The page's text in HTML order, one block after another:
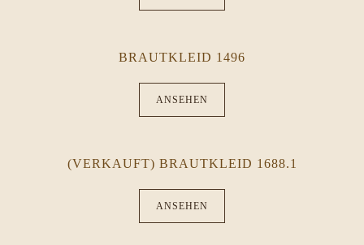
BRAUTKLEID 1496
ANSEHEN
(VERKAUFT) BRAUTKLEID 1688.1
ANSEHEN